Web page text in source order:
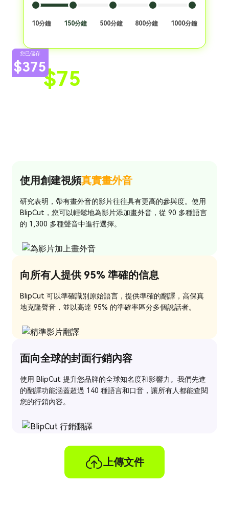
10分鐘 150分鐘 500分鐘 800分鐘 1000分鐘
$75
您已儲存
$375
使用創建視頻真實畫外音
研究表明，帶有畫外音的影片往往具有更高的參與度。使用
BlipCut，您可以輕鬆地為影片添加畫外音，從 90 多種語言
的 1,300 多種聲音中進行選擇。
向所有人提供 95% 準確的信息
BlipCut 可以準確識別原始語言，提供準確的翻譯，高保真
地克隆聲音，並以高達 95% 的準確率區分多個說話者。
面向全球的封面行銷內容
使用 BlipCut 提升您品牌的全球知名度和影響力。我們先進
的翻譯功能涵蓋超過 140 種語言和口音，讓所有人都能查閱
您的行銷內容。
上傳文件